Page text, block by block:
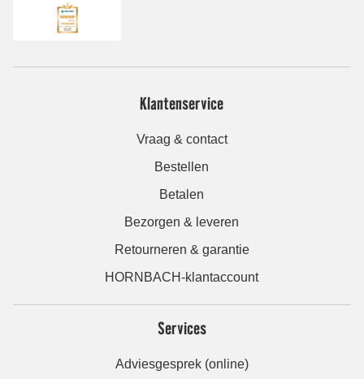
Klantenservice
Vraag & contact
Bestellen
Betalen
Bezorgen & leveren
Retourneren & garantie
HORNBACH-klantaccount
Services
Adviesgesprek (online)